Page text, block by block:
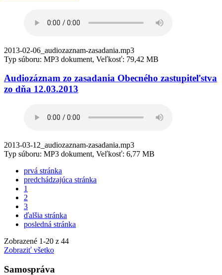
2013-02-06_audiozaznam-zasadania.mp3
Typ súboru: MP3 dokument, Veľkosť: 79,42 MB
Audiozáznam zo zasadania Obecného zastupiteľstva
zo dňa 12.03.2013
2013-03-12_audiozaznam-zasadania.mp3
Typ súboru: MP3 dokument, Veľkosť: 6,77 MB
prvá stránka
predchádzajúca stránka
1
2
3
ďalšia stránka
posledná stránka
Zobrazené 1-20 z 44
Zobraziť všetko
Samospráva